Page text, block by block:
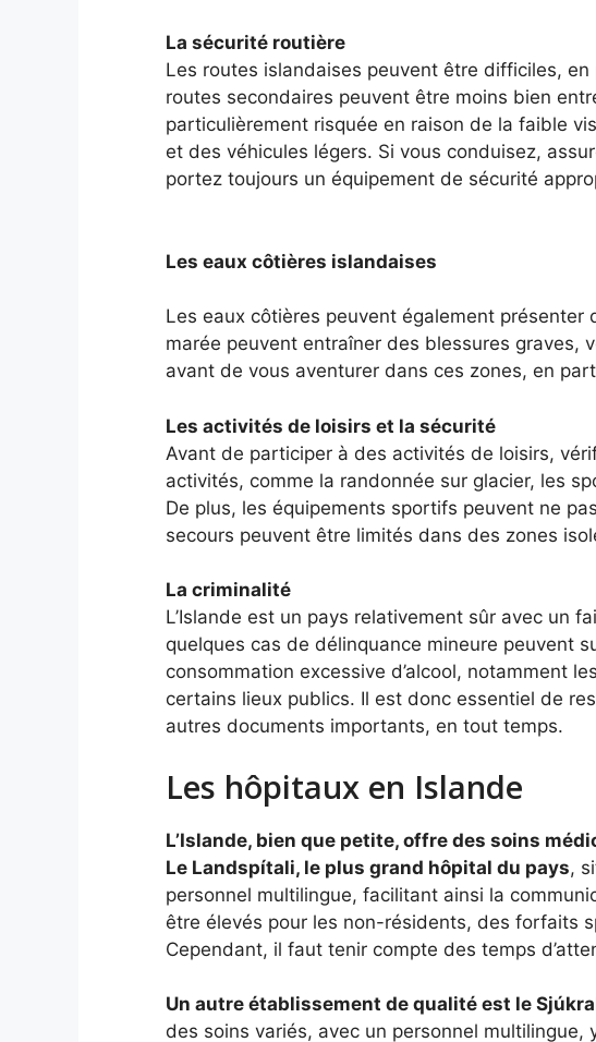
La sécurité routière
Les routes islandaises peuvent être difficiles,
routes secondaires peuvent être moins bien
particulièrement risquée en raison de la faible
et des véhicules légers. Si vous conduisez,
portez toujours un équipement de sécurité
Les eaux côtières islandaises
Les eaux côtières peuvent également
marée peuvent entraîner des blessures graves,
avant de vous aventurer dans ces zones, en
Les activités de loisirs et la sécurité
Avant de participer à des activités de loisirs,
activités, comme la randonnée sur glacier, les
De plus, les équipements sportifs peuvent ne
secours peuvent être limités dans des zones
La criminalité
L’Islande est un pays relativement sûr avec un
quelques cas de délinquance mineure peuvent
consommation excessive d’alcool, notamment
certains lieux publics. Il est donc essentiel de
autres documents importants, en tout temps.
Les hôpitaux en Islande
L’Islande, bien que petite, offre des soins
Le Landspítali, le plus grand hôpital du pays,
personnel multilingue, facilitant ainsi la
être élevés pour les non-résidents, des forfaits
Cependant, il faut tenir compte des temps
Un autre établissement de qualité est le
des soins variés, avec un personnel multilingue,